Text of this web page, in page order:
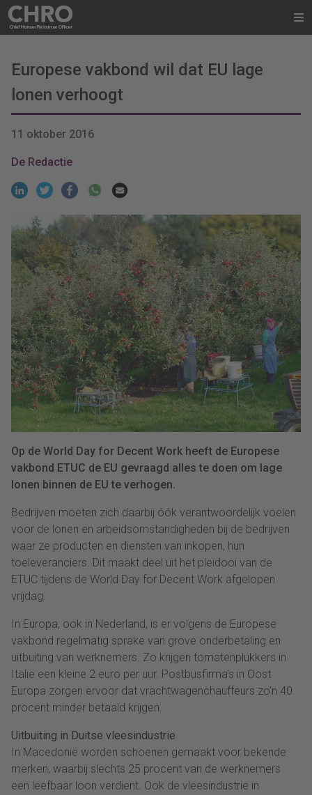
Europese vakbond wil dat EU lage
lonen verhoogt
11 oktober 2016
De Redactie
Op de World Day for Decent Work heeft de Europese
vakbond ETUC de EU gevraagd alles te doen om lage
lonen binnen de EU te verhogen.
Bedrijven moeten zich daarbij óók verantwoordelijk voelen
voor de lonen en arbeidsomstandigheden bij de bedrijven
waar ze producten en diensten van inkopen, hun
toeleveranciers. Dit maakt deel uit het pleidooi van de
ETUC tijdens de World Day for Decent Work afgelopen
vrijdag.
In Europa, ook in Nederland, is er volgens de Europese
vakbond regelmatig sprake van grove onderbetaling en
uitbuiting van werknemers. Zo krijgen tomatenplukkers in
Italië een kleine 2 euro per uur. Postbusfirma’s in Oost
Europa zorgen ervoor dat vrachtwagenchauffeurs zo’n 40
procent minder betaald krijgen.
Uitbuiting in Duitse vleesindustrie
In Macedonië worden schoenen gemaakt voor bekende
merken, waarbij slechts 25 procent van de werknemers
een leefbaar loon verdient. Ook de vleesindustrie in